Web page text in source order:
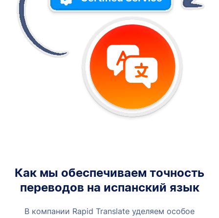
Как мы обеспечиваем точность
переводов на испанский язык
В компании Rapid Translate уделяем особое